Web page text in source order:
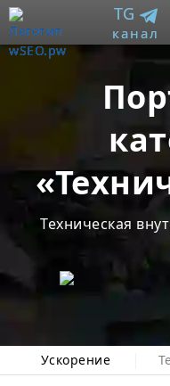
Техническая
Ускорение
TG
канал